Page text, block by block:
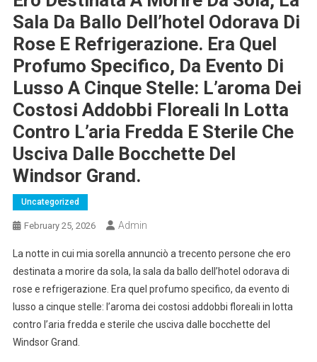
Sala Da Ballo Dell’hotel Odorava Di
Rose E Refrigerazione. Era Quel
Profumo Specifico, Da Evento Di
Lusso A Cinque Stelle: L’aroma Dei
Costosi Addobbi Floreali In Lotta
Contro L’aria Fredda E Sterile Che
Usciva Dalle Bocchette Del
Windsor Grand.
Uncategorized
February 25, 2026 Admin
La notte in cui mia sorella annunciò a trecento persone che ero
destinata a morire da sola, la sala da ballo dell’hotel odorava di
rose e refrigerazione. Era quel profumo specifico, da evento di
lusso a cinque stelle: l’aroma dei costosi addobbi floreali in lotta
contro l’aria fredda e sterile che usciva dalle bocchette del
Windsor Grand.